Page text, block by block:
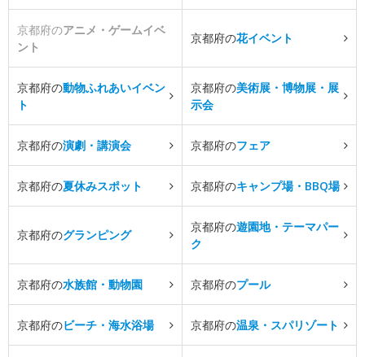
京都府のアニメ・ゲームイベ
ント
京都府の花イベント
京都府の動物ふれあいイベン
ト
京都府の美術展・博物展・展
示会
京都府の演劇・講演会 京都府のフェア
京都府の夏休みスポット 京都府のキャンプ場・BBQ場
京都府のグランピング
京都府の遊園地・テーマパー
ク
京都府の水族館・動物園 京都府のプール
京都府のビーチ・海水浴場 京都府の温泉・スパリゾート